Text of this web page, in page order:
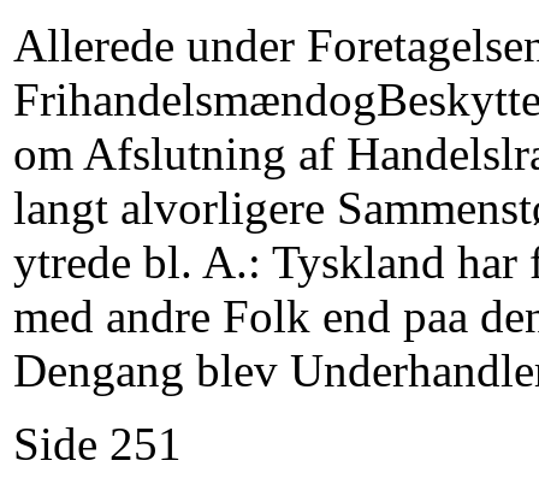
Allerede under
om Afslutning af
langt alvorligere
ytrede bl. A.: Tyskland har
med andre Folk end paa
Dengang blev
Side 251